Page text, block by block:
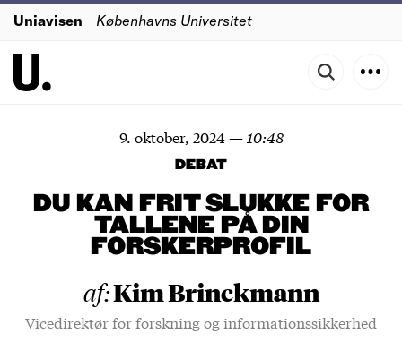
Uniavisen Københavns Universitet
9. oktober, 2024— 10:48
DEBAT
DU KAN FRIT SLUKKE FOR
TALLENE PÅ DIN
FORSKERPROFIL
af:Kim Brinckmann
Vicedirektør for forskning og informationssikkerhed